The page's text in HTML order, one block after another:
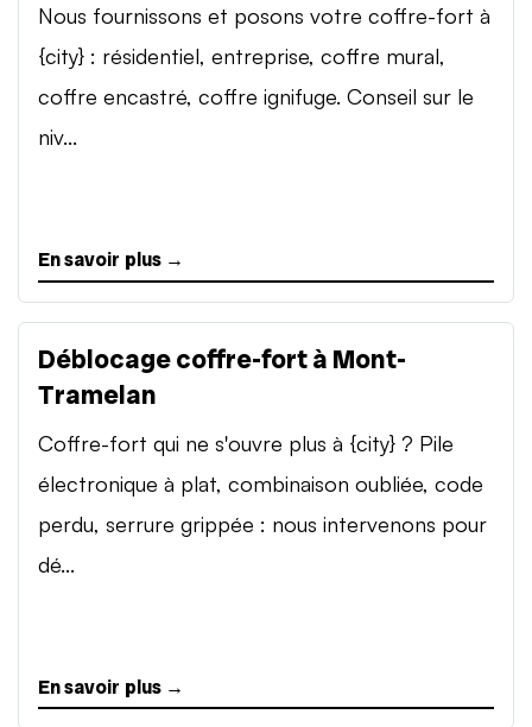
Nous fournissons et posons votre coffre-fort à
{city} : résidentiel, entreprise, coffre mural,
coffre encastré, coffre ignifuge. Conseil sur le
niv...
En savoir plus →
Déblocage coffre-fort à Mont-
Tramelan
Coffre-fort qui ne s'ouvre plus à {city} ? Pile
électronique à plat, combinaison oubliée, code
perdu, serrure grippée : nous intervenons pour
dé...
En savoir plus →